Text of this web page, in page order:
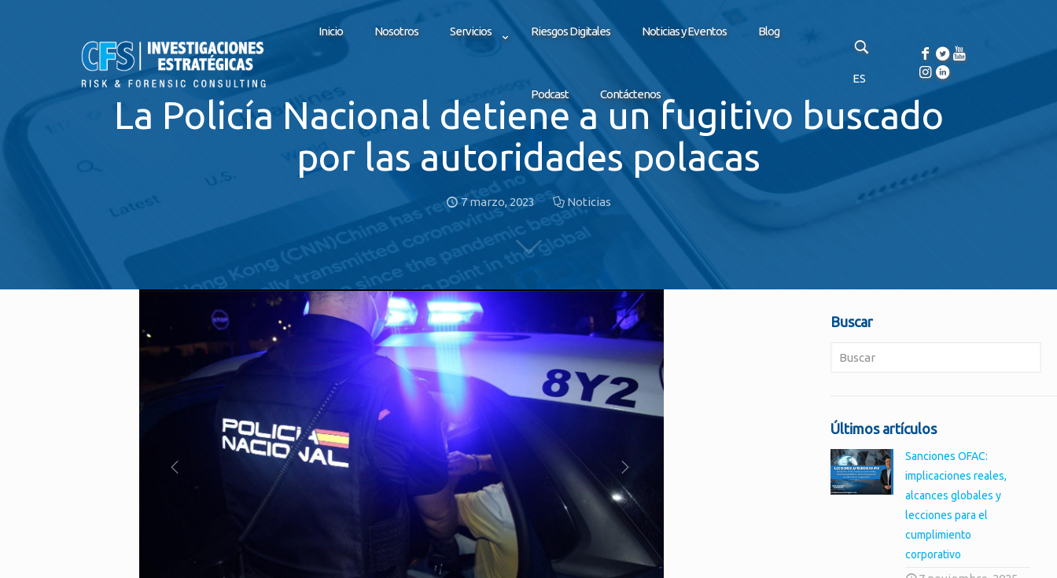
Inicio Nosotros Servicios Riesgos Digitales Noticias y Eventos Blog
Podcast Contáctenos
ES
La Policía Nacional detiene a un fugitivo buscado
por las autoridades polacas
7 marzo, 2023 Noticias
Buscar
Últimos artículos
Sanciones OFAC:
implicaciones reales,
alcances globales y
lecciones para el
cumplimiento
corporativo